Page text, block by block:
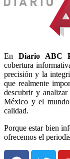
En Diario ABC
cobertura
precisión y la
que realmente
descubrir y analizar
México y el
calidad.
Porque estar bien
ofrecemos el